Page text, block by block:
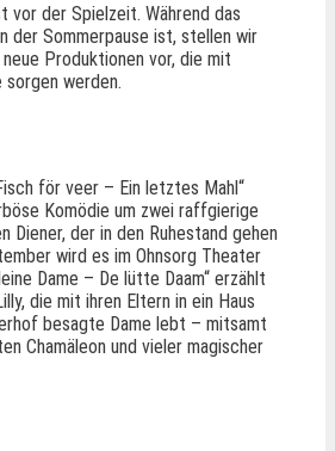
vor der Spielzeit. Während das
der Sommerpause ist, stellen wir
Produktionen vor, die mit
werden.
för veer – Ein letztes Mahl“
Komödie um zwei raffgierige
Diener, der in den Ruhestand gehen
wird es im Ohnsorg Theater
Dame – De lütte Daam“ erzählt
die mit ihren Eltern in ein Haus
besagte Dame lebt – mitsamt
Chamäleon und vieler magischer